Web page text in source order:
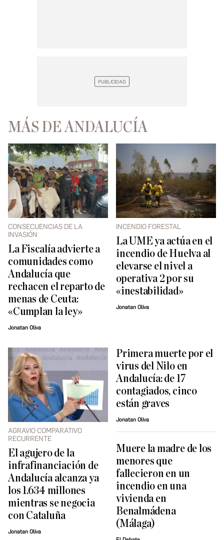
MÁS DE ANDALUCÍA
CONSECUENCIAS DE LA
INVASIÓN
La Fiscalía advierte a
comunidades como
Andalucía que
rechacen el reparto de
menas de Ceuta:
«Cumplan la ley»
Jonatan Oliva
INCENDIO FORESTAL
La UME ya actúa en el
incendio de Huelva al
elevarse el nivel a
operativa 2 por su
«inestabilidad»
Jonatan Oliva
AGRAVIO COMPARATIVO
RECURRENTE
El agujero de la
infrafinanciación de
Andalucía alcanza ya
los 1.634 millones
mientras se negocia
con Cataluña
Jonatan Oliva
Primera muerte por el
virus del Nilo en
Andalucía: de 17
contagiados, cinco
están graves
Jonatan Oliva
Muere la madre de los
menores que
fallecieron en un
incendio en una
vivienda en
Benalmádena
(Málaga)